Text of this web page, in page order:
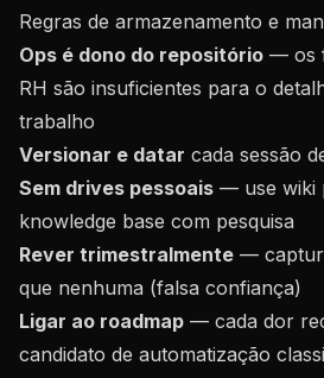
Regras de armazenamento e
Ops é dono do repositório — os
RH são insuficientes para o
trabalho
Versionar e datar cada sessão
Sem drives pessoais — use wiki
knowledge base com pesquisa
Rever trimestralmente —
que nenhuma (falsa confiança)
Ligar ao roadmap — cada dor
candidato de automatização